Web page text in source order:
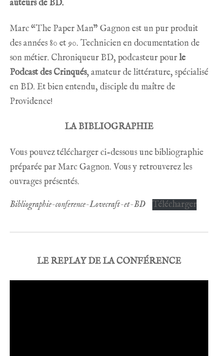
auteurs de BD.
Marc “The Paper Man” Gagnon est un pur produit
des années 80 et 90. Technicien en documentation de
son métier. Chroniqueur BD, podcasteur pourle
Podcast des Crinqués, amateur de littérature, spécialisé
en BD. Et bien entendu, disciple du maître de
Providence!
LA BIBLIOGRAPHIE
Vous pouvez télécharger ci-dessous une bibliographie
préparée par Marc Gagnon. Vous y retrouverez les
ouvrages présentés.
Bibliographie-conference-Lovecraft-et-BD Télécharger
LE REPLAY DE LA CONFÉRENCE